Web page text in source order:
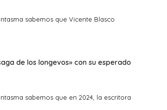
sabemos que Vicente Blasco
de los longevos» con su esperado
sabemos que en 2024, la escritora